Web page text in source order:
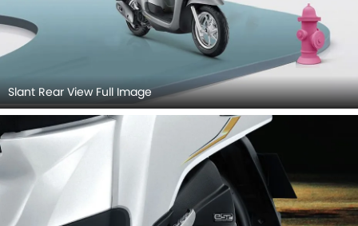
Slant Rear View Full Image